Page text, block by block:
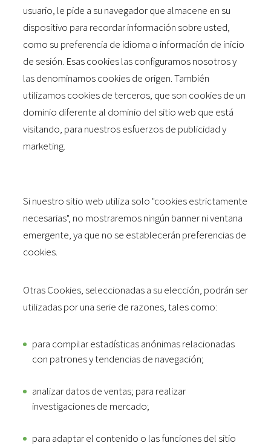
usuario, le pide a su navegador que almacene en su
dispositivo para recordar información sobre usted,
como su preferencia de idioma o información de inicio
de sesión. Esas cookies las configuramos nosotros y
las denominamos cookies de origen. También
utilizamos cookies de terceros, que son cookies de un
dominio diferente al dominio del sitio web que está
visitando, para nuestros esfuerzos de publicidad y
marketing.
Si nuestro sitio web utiliza solo "cookies estrictamente
necesarias", no mostraremos ningún banner ni ventana
emergente, ya que no se establecerán preferencias de
cookies.
Otras Cookies, seleccionadas a su elección, podrán ser
utilizadas por una serie de razones, tales como:
para compilar estadísticas anónimas relacionadas
con patrones y tendencias de navegación;
analizar datos de ventas; para realizar
investigaciones de mercado;
para adaptar el contenido o las funciones del sitio